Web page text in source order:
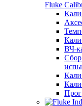
Fluke
ВЧ-